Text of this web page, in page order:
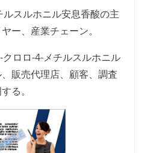
スルホニル安息香酸の主
ー、産業チェーン。
ロロ-4-メチルスルホニル
販売代理店、顧客、調査
る。